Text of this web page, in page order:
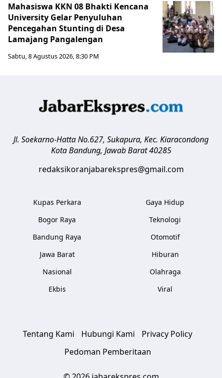
Mahasiswa KKN 08 Bhakti Kencana
University Gelar Penyuluhan
Pencegahan Stunting di Desa
Lamajang Pangalengan
Sabtu, 8 Agustus 2026, 8:30 PM
Jl. Soekarno-Hatta No.627, Sukapura, Kec. Kiaracondong
Kota Bandung, Jawab Barat 40285
redaksikoranjabarekspres@gmail.com
Kupas Perkara
Bogor Raya
Bandung Raya
Jawa Barat
Nasional
Ekbis
Gaya Hidup
Teknologi
Otomotif
Hiburan
Olahraga
Viral
Tentang Kami Hubungi Kami
Privacy Policy
Pedoman Pemberitaan